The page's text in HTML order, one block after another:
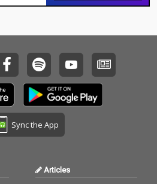
Sync the App
Articles